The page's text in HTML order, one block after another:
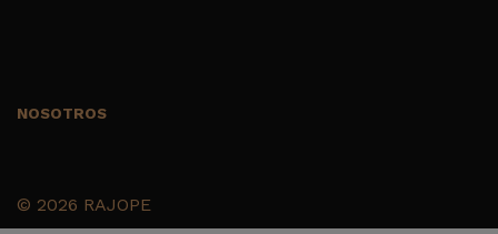
NOSOTROS
© 2026 RAJOPE